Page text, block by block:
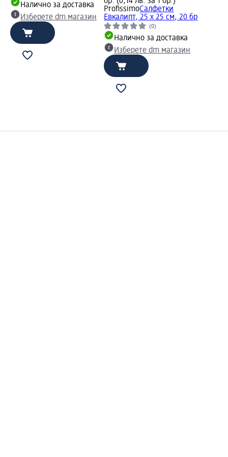
Налично за доставка
Изберете dm магазин
ProfissimoСалфетки
Евкалипт, 25 х 25 см, 20 бр
(0)
Налично за доставка
Изберете dm магазин